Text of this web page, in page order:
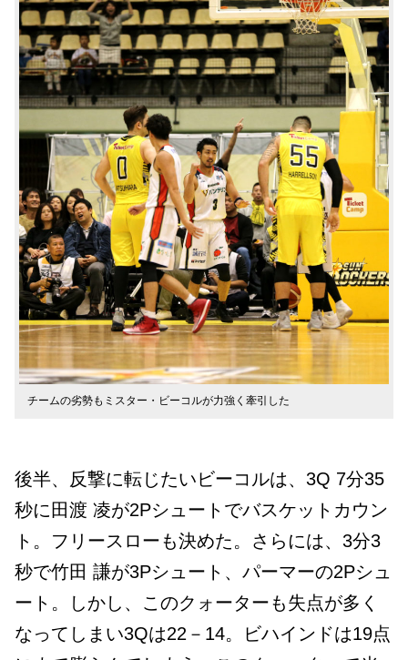
チームの劣勢もミスター・ビーコルが力強く牽引した
後半、反撃に転じたいビーコルは、3Q 7分35
秒に田渡 凌が2Pシュートでバスケットカウン
ト。フリースローも決めた。さらには、3分3
秒で竹田 謙が3Pシュート、パーマーの2Pシュ
ート。しかし、このクォーターも失点が多く
なってしまい3Qは22－14。ビハインドは19点